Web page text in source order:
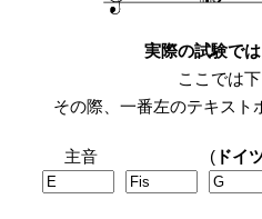
実際の試験で
ここでは
その際、一番左のテキスト
主音 ( ドイ